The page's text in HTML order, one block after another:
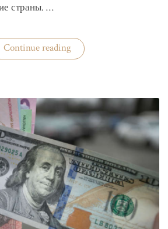
страны. …
Continue reading«Украина
практически
зерновые
культуры»